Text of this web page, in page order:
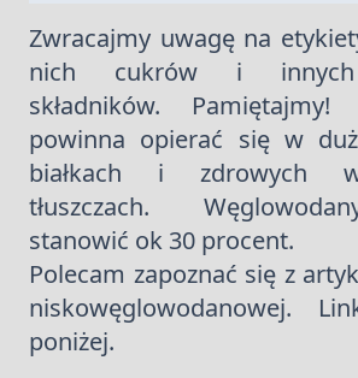
Zwracajmy uwagę na
nich cukrów i innych
składników.
powinna opierać się w
białkach i zdrowych
tłuszczach.
stanowić ok 30 procent.
Polecam zapoznać się z
niskowęglowodanowej.
poniżej.